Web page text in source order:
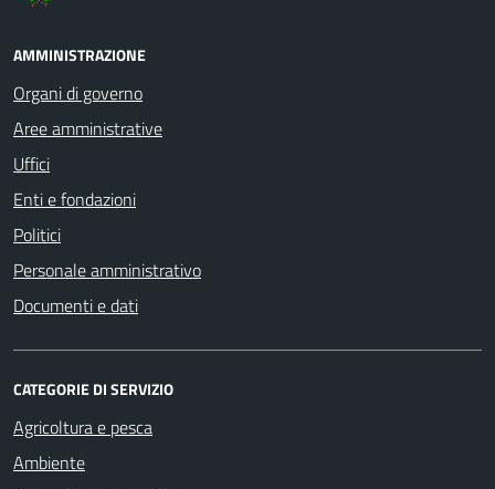
AMMINISTRAZIONE
Organi di governo
Aree amministrative
Uffici
Enti e fondazioni
Politici
Personale amministrativo
Documenti e dati
CATEGORIE DI SERVIZIO
Agricoltura e pesca
Ambiente